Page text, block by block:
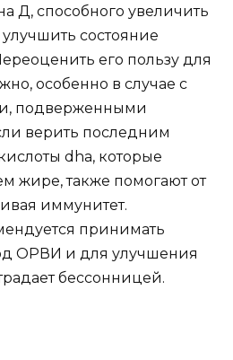
Д, способного увеличить
состояние
его пользу для
особенно в случае с
подверженными
верить последним
dha, которые
жире, также помогают от
иммунитет.
принимать
ОРВИ и для улучшения
бессонницей.